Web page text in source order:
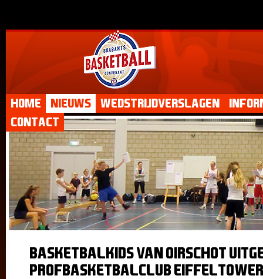
Home Nieuws Wedstrijdverslagen
Contact
Basketbalkids van Oirschot
profbasketbalclub